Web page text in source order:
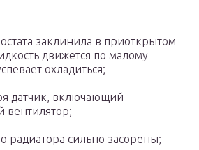
заклинила в приоткрытом
движется по малому
охладиться;
датчик, включающий
вентилятор;
радиатора сильно засорены;